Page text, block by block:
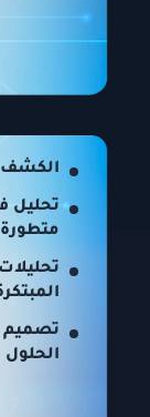
الكشف
تحليل
متطورة
تصميم
الحلول